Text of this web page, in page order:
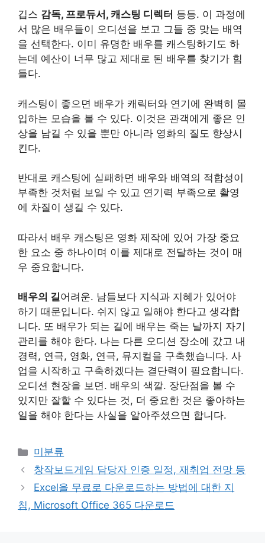
깁스 감독, 프로듀서, 캐스팅 디렉터 등등. 이 과정에
서 많은 배우들이 오디션을 보고 그들 중 맞는 배역
을 선택한다. 이미 유명한 배우를 캐스팅하기도 하
는데 예산이 너무 많고 제대로 된 배우를 찾기가 힘
들다.
캐스팅이 좋으면 배우가 캐릭터와 연기에 완벽히 몰
입하는 모습을 볼 수 있다. 이것은 관객에게 좋은 인
상을 남길 수 있을 뿐만 아니라 영화의 질도 향상시
킨다.
반대로 캐스팅에 실패하면 배우와 배역의 적합성이
부족한 것처럼 보일 수 있고 연기력 부족으로 촬영
에 차질이 생길 수 있다.
따라서 배우 캐스팅은 영화 제작에 있어 가장 중요
한 요소 중 하나이며 이를 제대로 전달하는 것이 매
우 중요합니다.
배우의 길어려운. 남들보다 지식과 지혜가 있어야
하기 때문입니다. 쉬지 않고 일해야 한다고 생각합
니다. 또 배우가 되는 길에 배우는 죽는 날까지 자기
관리를 해야 한다. 나는 다른 오디션 장소에 갔고 내
경력, 연극, 영화, 연극, 뮤지컬을 구축했습니다. 사
업을 시작하고 구축하겠다는 결단력이 필요합니다.
오디션 현장을 보면. 배우의 색깔. 장단점을 볼 수
있지만 잘할 수 있다는 것, 더 중요한 것은 좋아하는
일을 해야 한다는 사실을 알아주셨으면 합니다.
Categories
미분류
창작보드게임 담당자 인증 일정, 재취업 전망 등
Excel을 무료로 다운로드하는 방법에 대한 지
침, Microsoft Office 365 다운로드